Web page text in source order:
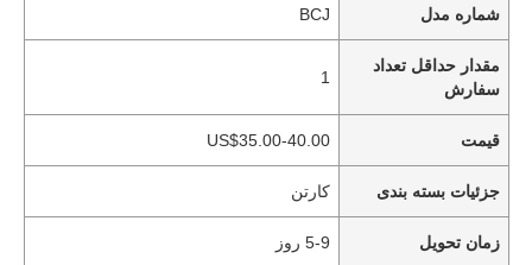
شماره مدل BCJ
مقدار حداقل تعداد
سفارش
1
قیمت US$35.00-40.00
جزئیات بسته بندی کارتن
زمان تحویل 5-9 روز